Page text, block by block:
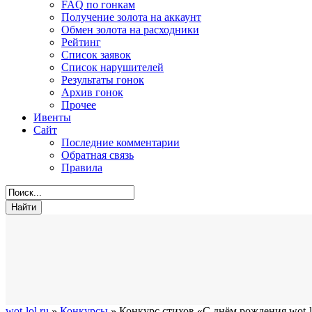
FAQ по гонкам
Получение золота на аккаунт
Обмен золота на расходники
Рейтинг
Список заявок
Список нарушителей
Результаты гонок
Архив гонок
Прочее
Ивенты
Сайт
Последние комментарии
Обратная связь
Правила